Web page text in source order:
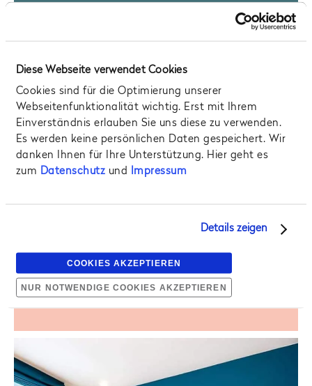
Diese Webseite verwendet Cookies
Cookies sind für die Optimierung unserer
Webseitenfunktionalität wichtig. Erst mit Ihrem
Einverständnis erlauben Sie uns diese zu verwenden.
Es werden keine persönlichen Daten gespeichert. Wir
danken Ihnen für Ihre Unterstützung. Hier geht es
zum Datenschutz und Impressum
Details zeigen
COOKIES AKZEPTIEREN
NUR NOTWENDIGE COOKIES AKZEPTIEREN
LEISTUNGEN
In der Buchung oder auf Anfrage enthalten
WI‑FI • Flachbildfernseher • Täglicher
Reinigungsservice • 24-Stunden-
Verfügbarkeit • Fitnesseinrichtungen
(außerhalb des Standorts) • Concierge-
Rollstuhlfreundlich • Kinderbett • Joggen
am Morgen • Haustieraufenthalt kostenlos